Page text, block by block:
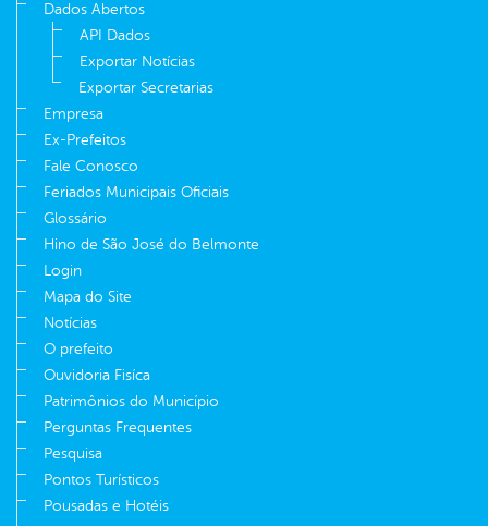
Dados Abertos
API Dados
Exportar Notícias
Exportar Secretarias
Empresa
Ex-Prefeitos
Fale Conosco
Feriados Municipais Oficiais
Glossário
Hino de São José do Belmonte
Login
Mapa do Site
Notícias
O prefeito
Ouvidoria Fisíca
Patrimônios do Município
Perguntas Frequentes
Pesquisa
Pontos Turísticos
Pousadas e Hotéis